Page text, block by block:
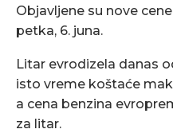
Objavljene su nove
petka, 6. juna.
Litar evrodizela danas
isto vreme koštaće
a cena benzina
za litar.